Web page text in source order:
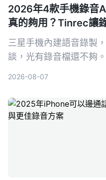
2026年4款手機錄音
真的夠用？Tinrec讓
三星手機內建語音錄製
談，光有錄音檔還不夠
2026-08-07